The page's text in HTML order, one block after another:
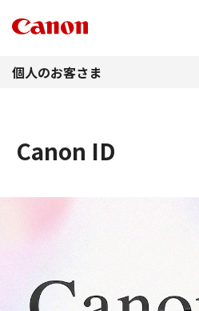
個人のお客さま
Canon ID